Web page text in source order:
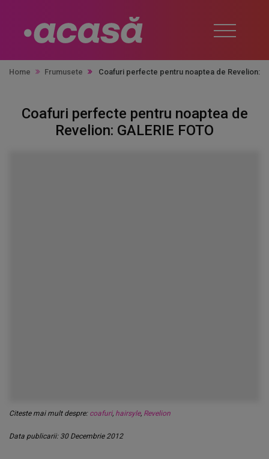
Home Frumusete Coafuri perfecte pentru noaptea de Revelion:
Coafuri perfecte pentru noaptea de
Revelion: GALERIE FOTO
Citeste mai mult despre: coafuri, hairsyle, Revelion
Data publicarii: 30 Decembrie 2012